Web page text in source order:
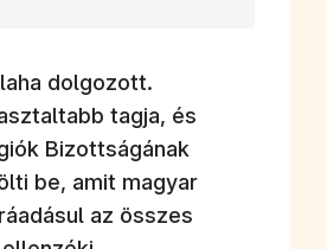
dolgozott.
tagja, és
Bizottságának
be, amit magyar
az összes